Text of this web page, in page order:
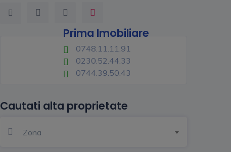
Prima Imobiliare
0748.11.11.91
0230.52.44.33
0744.39.50.43
Cautati alta proprietate
Zona